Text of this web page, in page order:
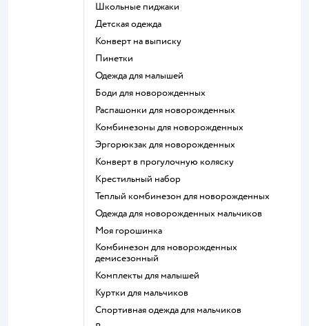
Школьные пиджаки
Детская одежда
Конверт на выписку
Пинетки
Одежда для малышей
Боди для новорожденных
Распашонки для новорожденных
Комбинезоны для новорожденных
Эргорюкзак для новорожденных
Конверт в прогулочную коляску
Крестильный набор
Теплый комбинезон для новорожденных
Одежда для новорожденных мальчиков
Моя горошинка
Комбинезон для новорожденных
демисезонный
Комплекты для малышей
Куртки для мальчиков
Спортивная одежда для мальчиков